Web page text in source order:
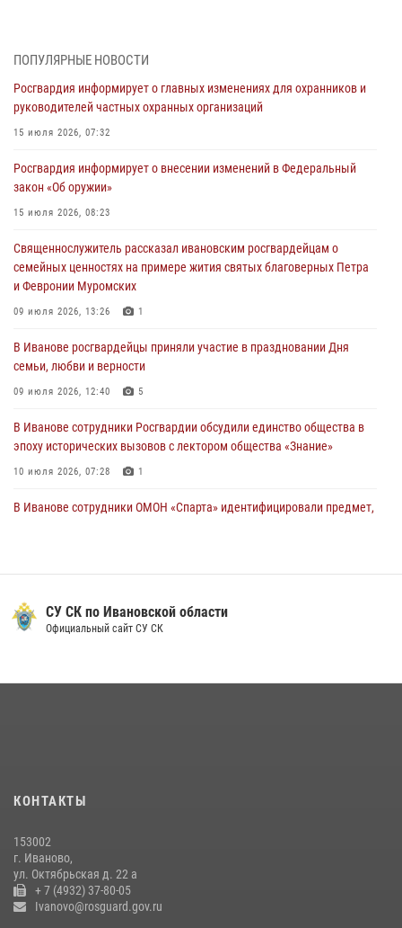
торжественных мероприятиях, посвященных празднованию Дня
Воздушно-десантных войск
02 августа 2026, 11:46
Мероприятия в рамках акции «Каникулы с Росгвардией»
продолжаются в Ивановской области
31 июля 2026, 11:08
В Ивановской области при содействии Росгвардии задержаны
подозреваемые в серии автомобильных краж
30 июля 2026, 12:41
празднования Дня Крещения Руси
28 июля 2026, 08:57
ПОПУЛЯРНЫЕ НОВОСТИ
Росгвардия информирует о главных изменениях для охранников и
руководителей частных охранных организаций
15 июля 2026, 07:32
Росгвардия информирует о внесении изменений в Федеральный
закон «Об оружии»
15 июля 2026, 08:23
Священнослужитель рассказал ивановским росгвардейцам о
семейных ценностях на примере жития святых благоверных Петра
и Февронии Муромских
09 июля 2026, 13:26 1
В Иванове росгвардейцы приняли участие в праздновании Дня
семьи, любви и верности
09 июля 2026, 12:40 5
В Иванове сотрудники Росгвардии обсудили единство общества в
эпоху исторических вызовов с лектором общества «Знание»
10 июля 2026, 07:28 1
В Иванове сотрудники ОМОН «Спарта» идентифицировали предмет,
15 июля 2026, 13:03
В Иванове росгвардейцы обеспечили безопасность граждан во
«Россия»
20 июля 2026, 09:12 3
СУ СК по Ивановской области
Официальный сайт СУ СК
КОНТАКТЫ
153002
г. Иваново,
ул. Октябрьская д. 22 а
+ 7 (4932) 37-80-05
Ivanovo@rosguard.gov.ru